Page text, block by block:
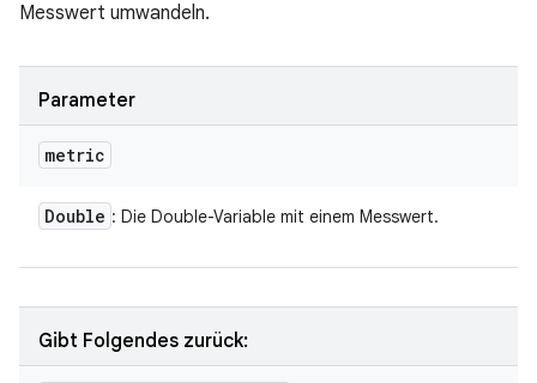
Messwert umwandeln.
Parameter
metric
Double : Die Double-Variable mit einem Messwert.
Gibt Folgendes zurück: